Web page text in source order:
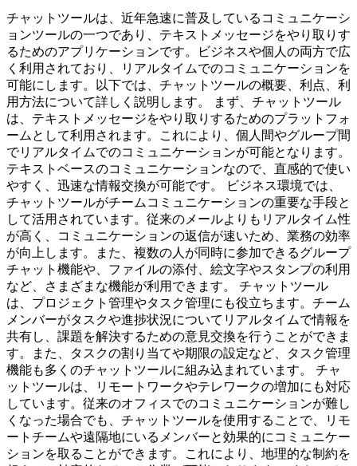
チャットツールは、近年急速に普及しているコミュニケーシ
ョンツールの一つであり、テキストメッセージをやり取りす
るためのアプリケーションです。ビジネスや個人の両方で広
く利用されており、リアルタイムでのコミュニケーションを
可能にします。以下では、チャットツールの概要、利点、利
用方法について詳しく説明します。 まず、チャットツール
は、テキストメッセージをやり取りするためのプラットフォ
ームとして利用されます。これにより、個人間やグループ間
でリアルタイムでのコミュニケーションが可能となります。
テキストベースのコミュニケーションなので、直感的で使い
やすく、迅速な情報交換が可能です。 ビジネス環境では、
チャットツールがチームコミュニケーションの重要な手段と
して活用されています。従来のメールよりもリアルタイム性
が高く、コミュニケーションの返信が速いため、業務の効率
が向上します。また、複数の人が同時に参加できるグループ
チャット機能や、ファイルの添付、絵文字やスタンプの利用
など、さまざまな機能が利用できます。 チャットツール
は、プロジェクト管理やタスク管理にも役立ちます。チーム
メンバーがタスクや進捗状況についてリアルタイムで情報を
共有し、課題を解決するための意見交換を行うことができま
す。また、タスクの割り当てや期限の設定など、タスク管理
機能も多くのチャットツールに組み込まれています。 チャ
ットツールは、リモートワークやテレワークの増加にも対応
しています。従来のオフィスでのコミュニケーションが難し
くなった場合でも、チャットツールを使用することで、リモ
ートチームや遠隔地にいるメンバーと効果的にコミュニケー
ションを取ることができます。これにより、地理的な制約を